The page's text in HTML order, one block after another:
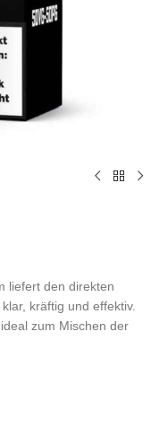
liefert den direkten
kräftig und effektiv.
zum Mischen der